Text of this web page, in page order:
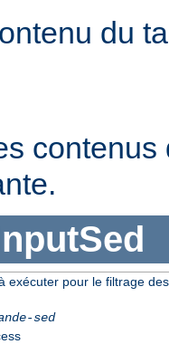
du
exécuter pour le filtrage
sed